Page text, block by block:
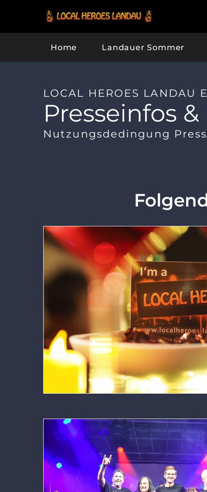
Home Landauer Sommer
LOCAL HEROES LANDAU
Presseinfos
Nutzungsdedingung